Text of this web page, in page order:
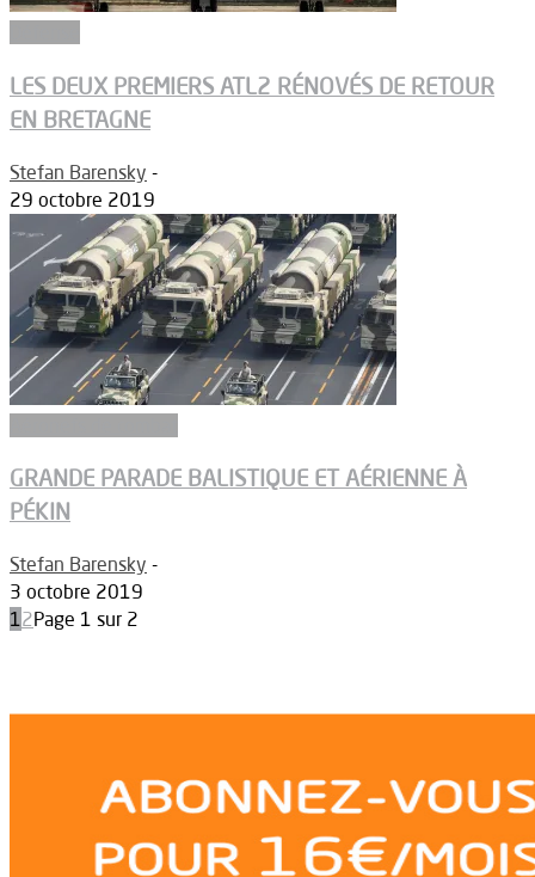
LES DEUX PREMIERS ATL2 RÉNOVÉS DE RETOUR
EN BRETAGNE
Stefan Barensky -
29 octobre 2019
GRANDE PARADE BALISTIQUE ET AÉRIENNE À
PÉKIN
Stefan Barensky -
3 octobre 2019
12Page 1 sur 2